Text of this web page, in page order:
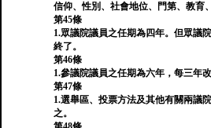
信仰、性別、社會地位、門第、教育
第45條
1.眾議院議員之任期為四年。但眾議
終了。
第46條
1.參議院議員之任期為六年，每三年
第47條
1.選舉區、投票方法及其他有關兩議
之。